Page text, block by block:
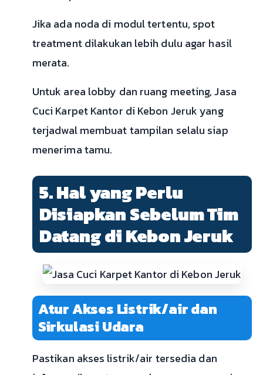
Jika ada noda di modul tertentu, spot
treatment dilakukan lebih dulu agar hasil
merata.
Untuk area lobby dan ruang meeting, Jasa
Cuci Karpet Kantor di Kebon Jeruk yang
terjadwal membuat tampilan selalu siap
menerima tamu.
5. Hal yang Perlu
Disiapkan Sebelum Tim
Datang di Kebon Jeruk
Atur Akses Listrik/air dan
Sirkulasi Udara
Pastikan akses listrik/air tersedia dan